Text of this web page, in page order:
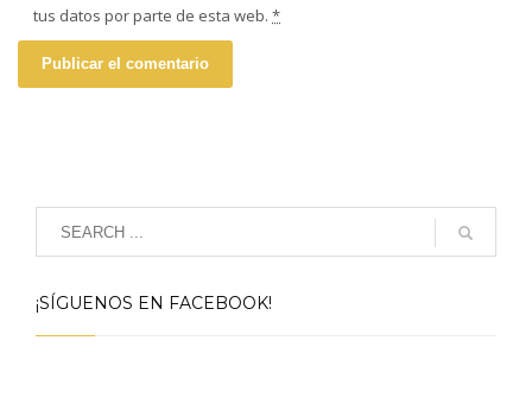
tus datos por parte de esta web. *
¡SÍGUENOS EN FACEBOOK!